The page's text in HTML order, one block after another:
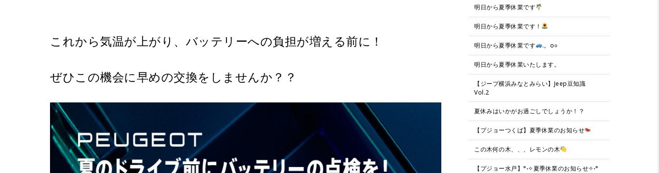
これから気温が上がり、バッテリーへの負担が増える前に！
ぜひこの機会に早めの交換をしませんか？？
明日から夏季休業です
明日から夏季休業です！
明日から夏季休業です .。o○
明日から夏季休業いたします。
【ジープ横浜みなとみらい】Jeep豆知識
Vol.2
夏休みはいかがお過ごしでしょうか！？
【プジョーつくば】夏季休業のお知らせ
この木何の木、、、レモンの木
【プジョー水戸】°˖✧夏季休業のお知らせ✧˖°